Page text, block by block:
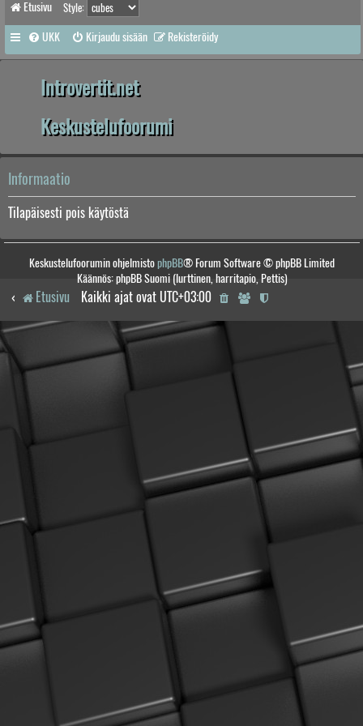
Etusivu Style:
UKK Kirjaudu sisään Rekisteröidy
Introvertit.net
Keskustelufoorumi
Informaatio
Tilapäisesti pois käytöstä
Keskustelufoorumin ohjelmistophpBB® Forum Software © phpBB Limited
Käännös: phpBB Suomi (lurttinen, harritapio, Pettis)
Etusivu Kaikki ajat ovat UTC+03:00